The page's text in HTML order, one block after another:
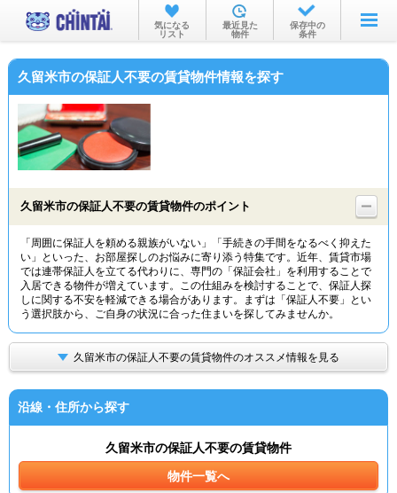
お部屋を探す
沿線・駅から
物件特集から
TOP
気になる
リスト
最近見た
物件
保存中の
条件
久留米市の保証人不要の賃貸物件情報を探す
久留米市の保証人不要の賃貸物件のポイント
「周囲に保証人を頼める親族がいない」「手続きの手間をなるべく抑えた
い」といった、お部屋探しのお悩みに寄り添う特集です。近年、賃貸市場
では連帯保証人を立てる代わりに、専門の「保証会社」を利用することで
入居できる物件が増えています。この仕組みを検討することで、保証人探
しに関する不安を軽減できる場合があります。まずは「保証人不要」とい
う選択肢から、ご自身の状況に合った住まいを探してみませんか。
久留米市の保証人不要の賃貸物件のオススメ情報を見る
沿線・住所から探す
久留米市の保証人不要の賃貸物件
物件一覧へ